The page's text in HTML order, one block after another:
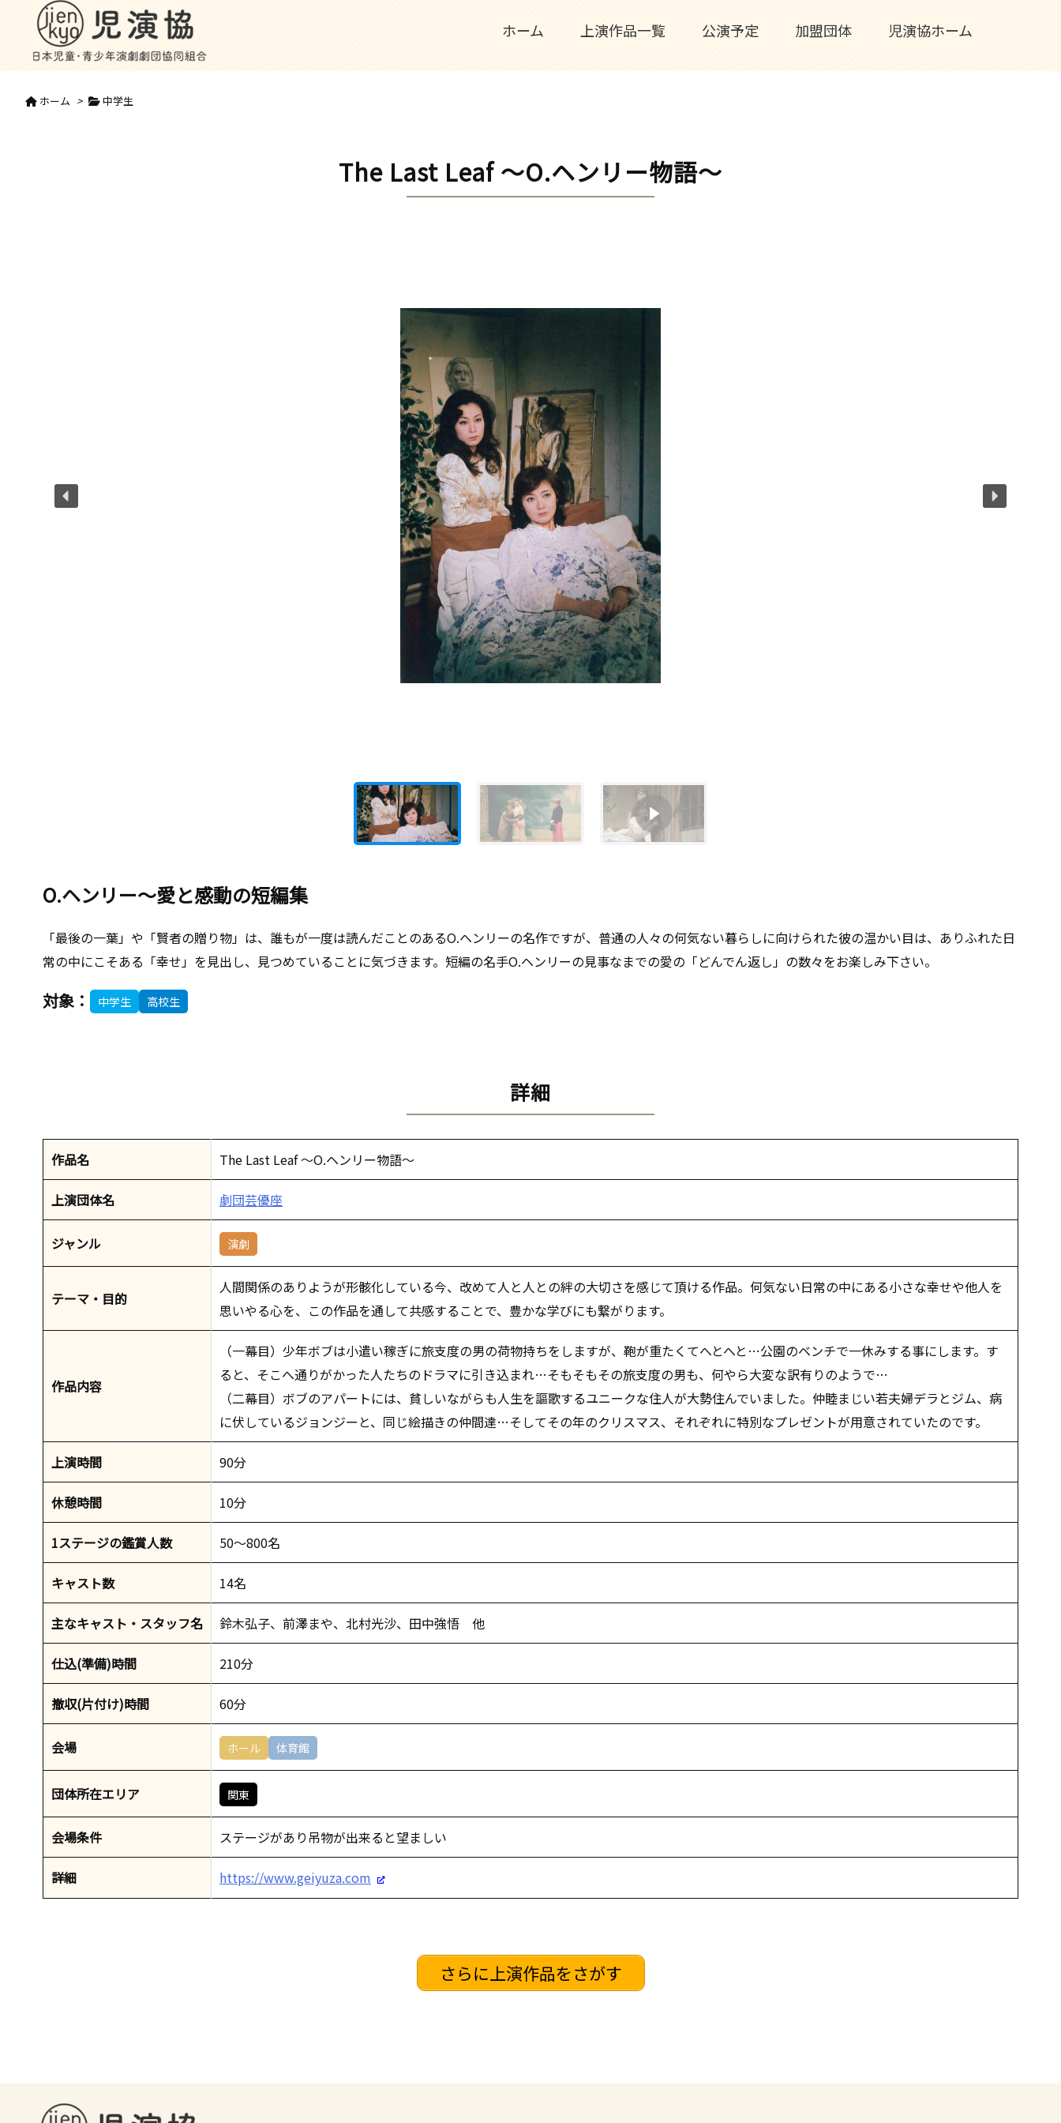
ホーム 上演作品一覧 公演予定 加盟団体 児演協ホーム
ホーム > 中学生
The Last Leaf 〜O.ヘンリー物語～
O.ヘンリー～愛と感動の短編集
「最後の一葉」や「賢者の贈り物」は、誰もが一度は読んだことのあるO.ヘンリーの名作ですが、普通の人々の何気ない暮らしに向けられた彼の温かい目は、ありふれた日
常の中にこそある「幸せ」を見出し、見つめていることに気づきます。短編の名手O.ヘンリーの見事なまでの愛の「どんでん返し」の数々をお楽しみ下さい。
対象： 中学生 高校生
詳細
作品名 The Last Leaf 〜O.ヘンリー物語～
上演団体名 劇団芸優座
ジャンル 演劇
テーマ・目的
人間関係のありようが形骸化している今、改めて人と人との絆の大切さを感じて頂ける作品。何気ない日常の中にある小さな幸せや他人を
思いやる心を、この作品を通して共感することで、豊かな学びにも繋がります。
作品内容
（一幕目）少年ボブは小遣い稼ぎに旅支度の男の荷物持ちをしますが、鞄が重たくてへとへと…公園のベンチで一休みする事にします。す
ると、そこへ通りがかった人たちのドラマに引き込まれ…そもそもその旅支度の男も、何やら大変な訳有りのようで…
（二幕目）ボブのアパートには、貧しいながらも人生を謳歌するユニークな住人が大勢住んでいました。仲睦まじい若夫婦デラとジム、病
に伏しているジョンジーと、同じ絵描きの仲間達…そしてその年のクリスマス、それぞれに特別なプレゼントが用意されていたのです。
上演時間 90分
休憩時間 10分
1ステージの鑑賞人数 50～800名
キャスト数 14名
主なキャスト・スタッフ名 鈴木弘子、前澤まや、北村光沙、田中強悟 他
仕込(準備)時間 210分
撤収(片付け)時間 60分
会場 ホール 体育館
団体所在エリア 関東
会場条件 ステージがあり吊物が出来ると望ましい
詳細 https://www.geiyuza.com
さらに上演作品をさがす